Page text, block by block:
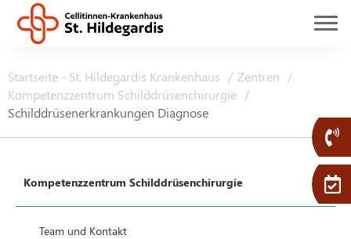
Startseite - St. Hildegardis Krankenhaus
Zentren
Kompetenzzentrum Schilddrüsenchirurgie
Schilddrüsenerkrankungen Diagnose
Kompetenzzentrum Schilddrüsenchirurgie
Team und Kontakt